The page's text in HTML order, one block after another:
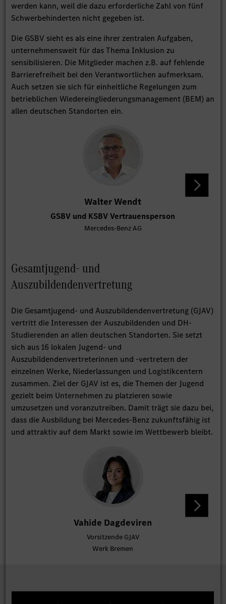
werden kann, weil die dazu erforderliche Zahl von fünf
Schwerbehinderten nicht gegeben ist.
Die GSBV sieht es als eine ihrer zentralen Aufgaben,
unternehmensweit für das Thema Inklusion zu
sensibilisieren. Die Mitglieder machen z.B. auf fehlende
Barrierefreiheit bei den Verantwortlichen aufmerksam.
Auch setzen sie sich für einheitliche Regelungen zum
betrieblichen Wiedereingliederungsmanagement (BEM) an
allen deutschen Standorten ein.
Walter Wendt
GSBV und KSBV Vertrauensperson
Mercedes-Benz AG
Gesamtjugend- und
Auszubildendenvertretung
Die Gesamtjugend- und Auszubildendenvertretung (GJAV)
vertritt die Interessen der Auszubildenden und DH-
Studierenden an allen deutschen Standorten. Sie setzt
sich aus 16 lokalen Jugend- und
Auszubildendenvertreterinnen und -vertretern der
einzelnen Werke, Niederlassungen und Logistikcentern
zusammen. Ziel der GJAV ist es, die Themen der Jugend
gezielt beim Unternehmen zu platzieren sowie
umzusetzen und voranzutreiben. Damit trägt sie dazu bei,
dass die Ausbildung bei Mercedes-Benz zukunftsfähig ist
und attraktiv auf dem Markt sowie im Wettbewerb bleibt.
Vahide Dagdeviren
Vorsitzende GJAV
Werk Bremen